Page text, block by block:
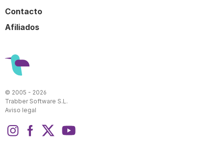
Contacto
Afiliados
© 2005 - 2026
Trabber Software S.L.
Aviso legal